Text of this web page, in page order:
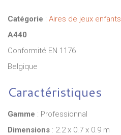
Catégorie : Aires de jeux enfants
A440
Conformité EN 1176
Belgique
Caractéristiques
Gamme : Professionnal
Dimensions : 2.2 x 0.7 x 0.9 m